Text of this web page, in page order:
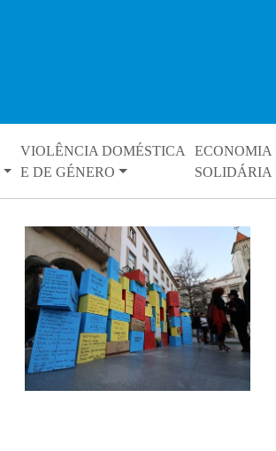
VIOLÊNCIA DOMÉSTICA
E DE GÉNERO
ECONOMIA
SOLIDÁRIA